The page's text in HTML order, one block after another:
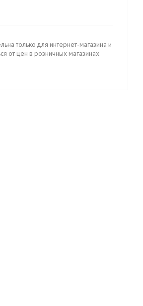
только для интернет-магазина и
от цен в розничных магазинах